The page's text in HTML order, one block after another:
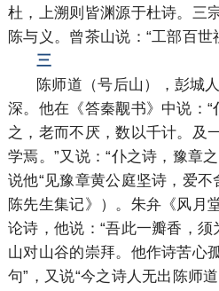
杜，上溯则皆渊源于杜诗。三
陈与义。曾茶山说：“工部百世
三
陈师道（号后山），彭城
深。他在《答秦觏书》中说：
之，老而不厌，数以千计。及
学焉。”又说：“仆之诗，豫章
说他“见豫章黄公庭坚诗，爱
陈先生集记》）。朱弁《风月
论诗，他说：“吾此一瓣香，
山对山谷的崇拜。他作诗苦心
句”，又说“今之诗人无出陈师